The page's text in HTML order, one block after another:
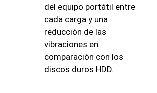
del equipo portátil entre
cada carga y una
reducción de las
vibraciones en
comparación con los
discos duros HDD.